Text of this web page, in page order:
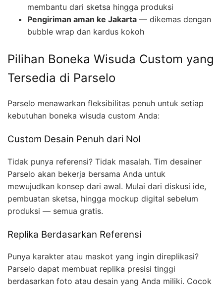
membantu dari sketsa hingga produksi
Pengiriman aman ke Jakarta — dikemas dengan
bubble wrap dan kardus kokoh
Pilihan Boneka Wisuda Custom yang
Tersedia di Parselo
Parselo menawarkan fleksibilitas penuh untuk setiap
kebutuhan boneka wisuda custom Anda:
Custom Desain Penuh dari Nol
Tidak punya referensi? Tidak masalah. Tim desainer
Parselo akan bekerja bersama Anda untuk
mewujudkan konsep dari awal. Mulai dari diskusi ide,
pembuatan sketsa, hingga mockup digital sebelum
produksi — semua gratis.
Replika Berdasarkan Referensi
Punya karakter atau maskot yang ingin direplikasi?
Parselo dapat membuat replika presisi tinggi
berdasarkan foto atau desain yang Anda miliki. Cocok